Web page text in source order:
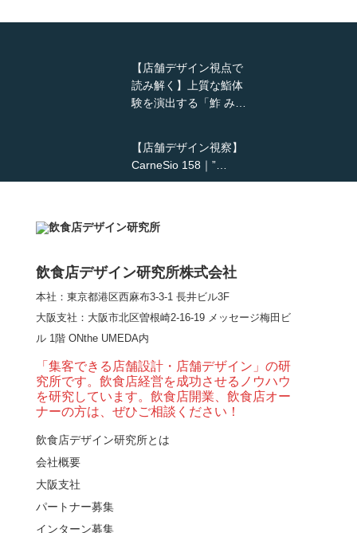
【店舗デザイン視点で
読み解く】上質な鮨体
験を演出する「鮓 み…
【店舗デザイン視察】
CarneSio 158｜”…
【熊の鳥焼き】囲炉裏
とライブ感を両立した
和モダン串揚げ店。
「…
【Queux Norme（クゥ
ノルム）】女子会にお
薦めな&…
飲食店デザイン研究所株式会社
本社：東京都港区西麻布3-3-1 長井ビル3F
大阪支社 ：大阪市北区曽根崎2-16-19 メッセージ梅田ビ
ル 1階 ONthe UMEDA内
「集客できる店舗設計・店舗デザイン」の研
究所です。飲食店経営を成功させるノウハウ
を研究しています。飲食店開業、飲食店オー
ナーの方は、ぜひご相談ください！
飲食店デザイン研究所とは
会社概要
大阪支社
パートナー募集
インターン募集